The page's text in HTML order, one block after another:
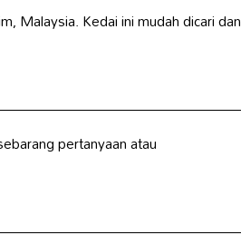
Malaysia. Kedai ini mudah dicari dan
pertanyaan atau